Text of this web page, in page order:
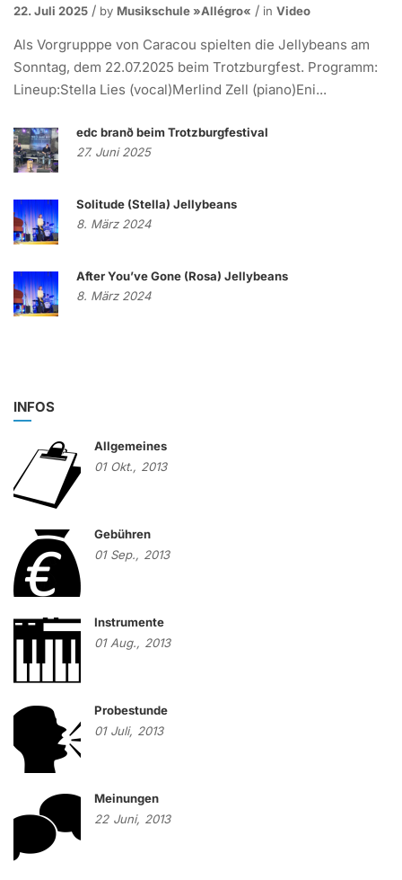
22. Juli 2025 by Musikschule »allégro« in Video
Als Vorgrupppe von Caracou spielten die Jellybeans am
Sonntag, dem 22.07.2025 beim Trotzburgfest. Programm:
Lineup:Stella Lies (vocal)Merlind Zell (piano)Eni...
edc branð beim Trotzburgfestival
27. Juni 2025
Solitude (Stella) Jellybeans
8. März 2024
After You’ve Gone (Rosa) Jellybeans
8. März 2024
INFOS
Allgemeines
01 Okt., 2013
Gebühren
01 Sep., 2013
Instrumente
01 Aug., 2013
Probestunde
01 Juli, 2013
Meinungen
22 Juni, 2013